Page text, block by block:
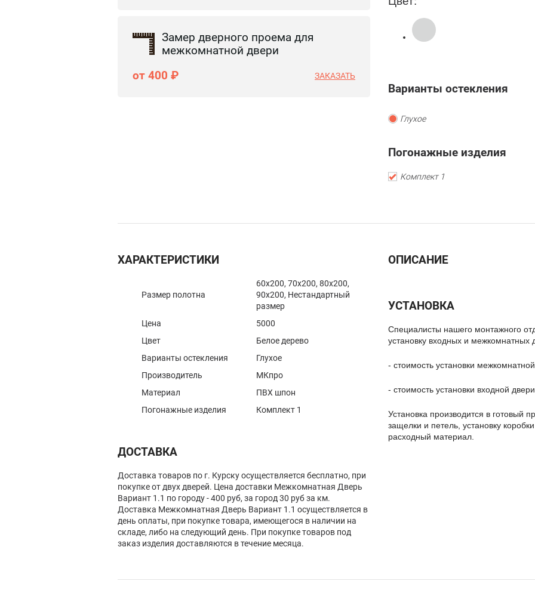
Замер дверного проема для
межкомнатной двери
от 400 ₽
ЗАКАЗАТЬ
Варианты остекления
Глухое
Погонажные изделия
Комплект 1
ХАРАКТЕРИСТИКИ
Размер полотна
60x200, 70x200, 80x200,
90x200, Нестандартный
размер
Цена
5000
Цвет
Белое дерево
Варианты остекления
Глухое
Производитель
МКпро
Материал
ПВХ шпон
Погонажные изделия
Комплект 1
ДОСТАВКА
Доставка товаров по г. Курску осуществляется бесплатно, при
покупке от двух дверей. Цена доставки Межкомнатная Дверь
Вариант 1.1 по городу - 400 руб, за город 30 руб за км.
Доставка Межкомнатная Дверь Вариант 1.1 осуществляется в
день оплаты, при покупке товара, имеющегося в наличии на
складе, либо на следующий день. При покупке товаров под
заказ изделия доставляются в течение месяца.
ОПИСАНИЕ
УСТАНОВКА
Специалисты нашего монтажного
установку входных и межкомнатных
- стоимость установки
- стоимость установки входной
Установка производится в готовый
защелки и петель, установку
расходный материал.